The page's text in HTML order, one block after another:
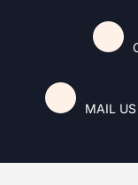
MAIL US